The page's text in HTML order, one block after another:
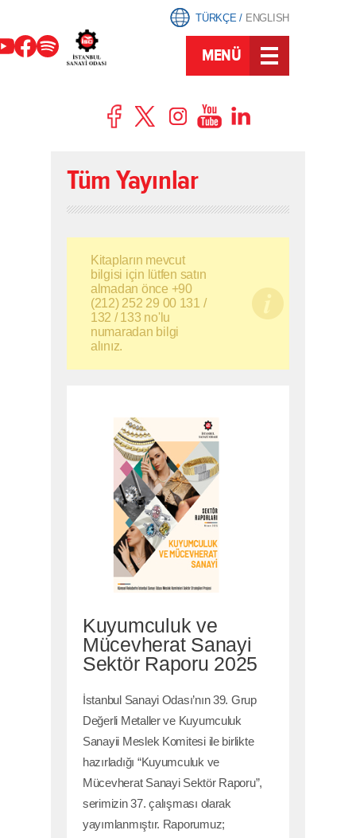
TÜRKÇE/ ENGLISH
MENÜ
Tüm Yayınlar
Kitapların mevcut
bilgisi için lütfen satın
almadan önce +90
(212) 252 29 00 131 /
132 / 133 no'lu
numaradan bilgi
alınız.
Kuyumculuk ve
Mücevherat Sanayi
Sektör Raporu 2025
İstanbul Sanayi Odası’nın 39. Grup
Değerli Metaller ve Kuyumculuk
Sanayii Meslek Komitesi ile birlikte
hazırladığı “Kuyumculuk ve
Mücevherat Sanayi Sektör Raporu”,
serimizin 37. çalışması olarak
yayımlanmıştır. Raporumuz;